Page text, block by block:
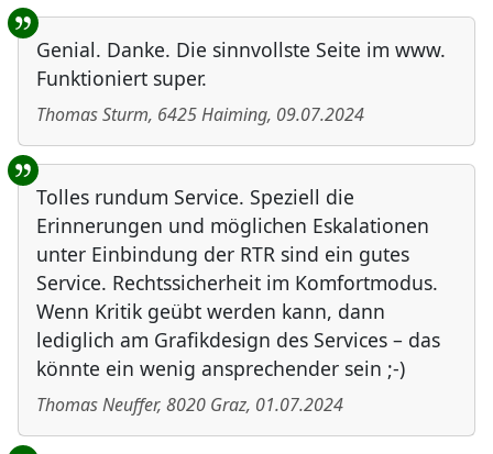
Genial. Danke. Die sinnvollste Seite im www.
Funktioniert super.
Thomas Sturm, 6425Haiming, 09.07.2024
Tolles rundum Service. Speziell die
Erinnerungen und möglichen Eskalationen
unter Einbindung der RTR sind ein gutes
Service. Rechtssicherheit im Komfortmodus.
Wenn Kritik geübt werden kann, dann
lediglich am Grafikdesign des Services – das
könnte ein wenig ansprechender sein ;-)
Thomas Neuffer, 8020 Graz, 01.07.2024